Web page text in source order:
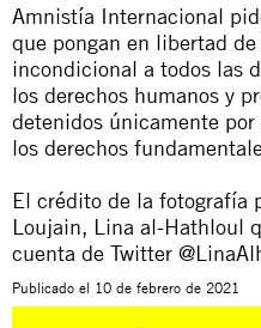
Amnistía Internacional
que pongan en libertad
incondicional a todos las
los derechos humanos y
detenidos únicamente
los derechos
El crédito de la fotografía
Loujain, Lina al-Hathloul
cuenta de Twitter
Publicado el 10 de febrero de 2021